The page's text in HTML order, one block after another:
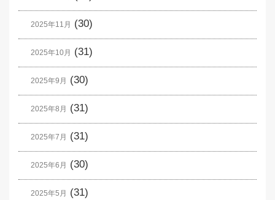
2025年11月 (30)
2025年10月 (31)
2025年9月 (30)
2025年8月 (31)
2025年7月 (31)
2025年6月 (30)
2025年5月 (31)